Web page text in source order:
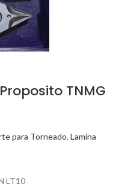
TNMG
para Torneado, Lamina
LT10